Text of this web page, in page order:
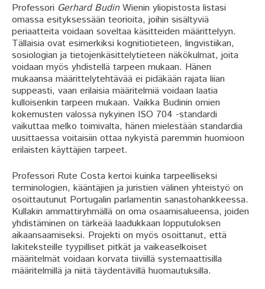
Professori Gerhard BudinWienin yliopistosta listasi
omassa esityksessään teorioita, joihin sisältyviä
periaatteita voidaan soveltaa käsitteiden määrittelyyn.
Tällaisia ovat esimerkiksi kognitiotieteen, lingvistiikan,
sosiologian ja tietojenkäsittelytieteen näkökulmat, joita
voidaan myös yhdistellä tarpeen mukaan. Hänen
mukaansa määrittelytehtävää ei pidäkään rajata liian
suppeasti, vaan erilaisia määritelmiä voidaan laatia
kulloisenkin tarpeen mukaan. Vaikka Budinin omien
kokemusten valossa nykyinen ISO 704 -standardi
vaikuttaa melko toimivalta, hänen mielestään standardia
uusittaessa voitaisiin ottaa nykyistä paremmin huomioon
erilaisten käyttäjien tarpeet.
Professori Rute Costa kertoi kuinka tarpeelliseksi
terminologien, kääntäjien ja juristien välinen yhteistyö on
osoittautunut Portugalin parlamentin sanastohankkeessa.
Kullakin ammattiryhmällä on oma osaamisalueensa, joiden
yhdistäminen on tärkeää laadukkaan lopputuloksen
aikaansaamiseksi. Projekti on myös osoittanut, että
lakiteksteille tyypilliset pitkät ja vaikeaselkoiset
määritelmät voidaan korvata tiiviillä systemaattisilla
määritelmillä ja niitä täydentävillä huomautuksilla.